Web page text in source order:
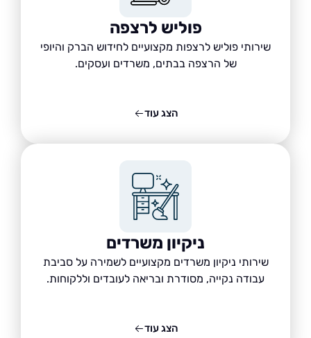
פוליש לרצפה
שירותי פוליש לרצפות מקצועיים לחידוש הברק והיופי
של הרצפה בבתים, משרדים ועסקים.
ניקיון משרדים
שירותי ניקיון משרדים מקצועיים לשמירה על סביבת
עבודה נקייה, מסודרת ובריאה לעובדים וללקוחות.